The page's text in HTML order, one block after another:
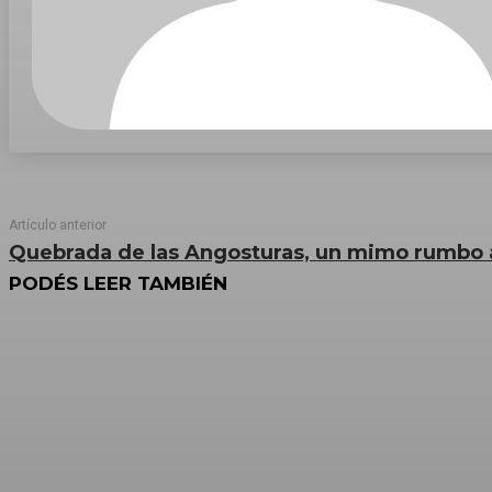
Artículo anterior
Quebrada de las Angosturas, un mimo rumbo
PODÉS LEER TAMBIÉN